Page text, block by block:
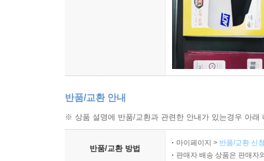
반품/교환 안내
※ 상품 설명에 반품/교환과 관련한 안내가 있는경우 아
반품/교환 방법
마이페이지 > 반품/교환 신
판매자 배송 상품은 판매자